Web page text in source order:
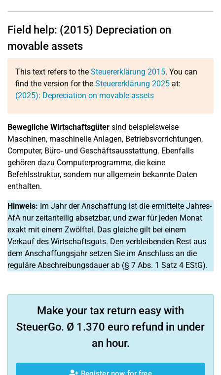
Field help: (2015) Depreciation on
movable assets
This text refers to the Steuererklärung 2015. You can
find the version for the Steuererklärung 2025 at:
(2025): Depreciation on movable assets
Bewegliche Wirtschaftsgüter sind beispielsweise
Maschinen, maschinelle Anlagen, Betriebsvorrichtungen,
Computer, Büro- und Geschäftsausstattung. Ebenfalls
gehören dazu Computerprogramme, die keine
Befehlsstruktur, sondern nur allgemein bekannte Daten
enthalten.
Hinweis: Im Jahr der Anschaffung ist die ermittelte Jahres-
AfA nur zeitanteilig absetzbar, und zwar für jeden Monat
exakt mit einem Zwölftel. Das gleiche gilt bei einem
Verkauf des Wirtschaftsguts. Den verbleibenden Rest aus
dem Anschaffungsjahr setzen Sie im Anschluss an die
reguläre Abschreibungsdauer ab (§ 7 Abs. 1 Satz 4 EStG).
Make your tax return easy with
SteuerGo. Ø 1.370 euro refund in under
an hour.